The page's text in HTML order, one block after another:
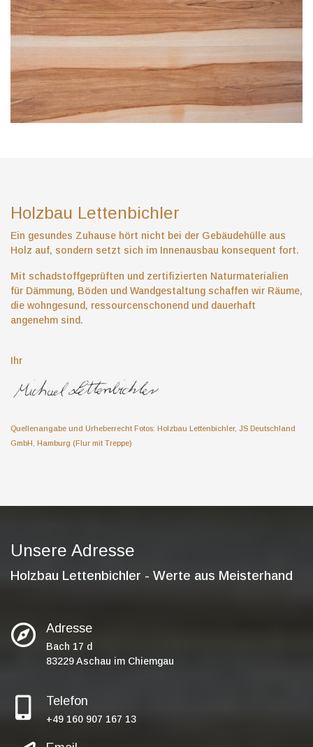
Holzbau Lettenbichler
Ein gesundes Zuhause hört nicht bei der Gebäudehülle aus
Holz auf, sondern setzt sich im Innenausbau konsequent fort.
Mit schadstoffgeprüften und zertifizierten Naturmaterialien
für Dämmung, Böden und Wandgestaltung schaffen wir Räume,
die wohngesund, ressourcenschonend und dauerhaft
angenehm sind.
Ihr
Quellenangabe und Urheberrecht Fotos: Holzbau Lettenbichler, JS Deutschland
GmbH, Hamburg (Flur mit Treppe)
Unsere Adresse
Holzbau Lettenbichler - Werte aus Meisterhand
Adresse
Bach 17 d
83229 Aschau im Chiemgau
Telefon
‭+49 160 907 167 13‬